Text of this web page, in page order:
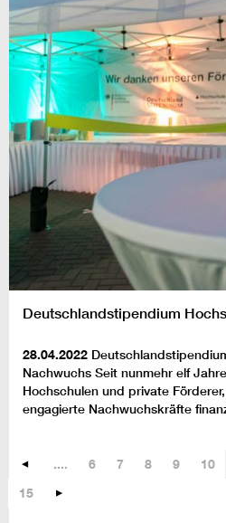
Deutschlandstipendium
28.04.2022
Nachwuchs Seit nunmehr elf
Hochschulen und private
engagierte Nachwuchskräfte
.... 6 7 8 9 10
15